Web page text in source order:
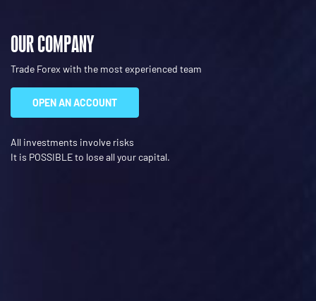
OUR COMPANY
Trade Forex with the most experienced team
OPEN AN ACCOUNT
All investments involve risks
It is POSSIBLE to lose all your capital.